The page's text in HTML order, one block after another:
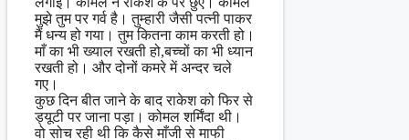
मुझे तुम पर गर्व है। तुम्हारी जैसी पत्नी पाकर
मैं धन्य हो गया। तुम कितना काम करती हो।
माँ का भी ख्याल रखती हो,बच्चों का भी ध्यान
रखती हो। और दोनों कमरे में अन्दर चले
गए।
कुछ दिन बीत जाने के बाद राकेश को फिर से
ड्यूटी पर जाना पड़ा। कोमल शर्मिंदा थी।
वो सोच रही थी कि कैसे माँजी से माफी